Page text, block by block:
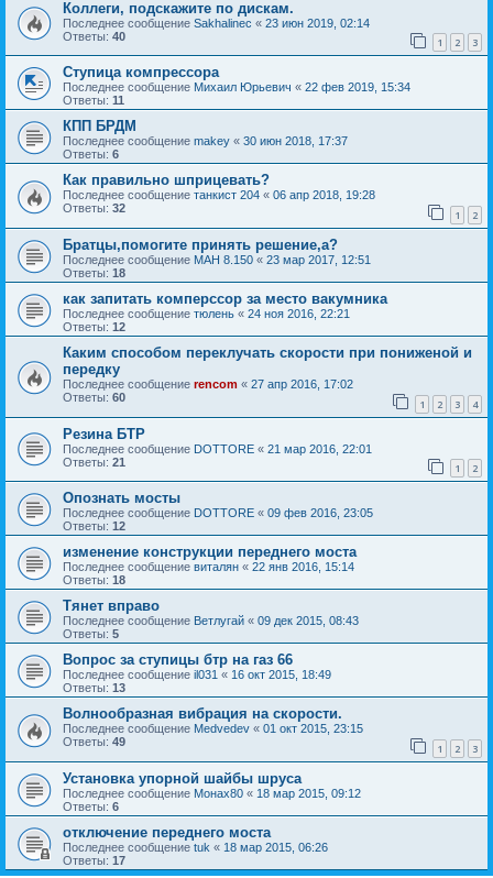
Коллеги, подскажите по дискам.
Последнее сообщение Sakhalinec « 23 июн 2019, 02:14
Ответы: 40 1 2 3
Ступица компрессора
Последнее сообщение Михаил Юрьевич « 22 фев 2019, 15:34
Ответы: 11
КПП БРДМ
Последнее сообщение makey « 30 июн 2018, 17:37
Ответы: 6
Как правильно шприцевать?
Последнее сообщение танкист 204 « 06 апр 2018, 19:28
Ответы: 32 1 2
Братцы,помогите принять решение,а?
Последнее сообщение МАН 8.150 « 23 мар 2017, 12:51
Ответы: 18
как запитать комперссор за место вакумника
Последнее сообщение тюлень « 24 ноя 2016, 22:21
Ответы: 12
Каким способом переклучать скорости при пониженой и
передку
Последнее сообщение rencom « 27 апр 2016, 17:02
Ответы: 60 1 2 3 4
Резина БТР
Последнее сообщение DOTTORE « 21 мар 2016, 22:01
Ответы: 21 1 2
Опознать мосты
Последнее сообщение DOTTORE « 09 фев 2016, 23:05
Ответы: 12
изменение конструкции переднего моста
Последнее сообщение виталян « 22 янв 2016, 15:14
Ответы: 18
Тянет вправо
Последнее сообщение Ветлугай « 09 дек 2015, 08:43
Ответы: 5
Вопрос за ступицы бтр на газ 66
Последнее сообщение il031 « 16 окт 2015, 18:49
Ответы: 13
Волнообразная вибрация на скорости.
Последнее сообщение Medvedev « 01 окт 2015, 23:15
Ответы: 49 1 2 3
Установка упорной шайбы шруса
Последнее сообщение Монах80 « 18 мар 2015, 09:12
Ответы: 6
отключение переднего моста
Последнее сообщение tuk « 18 мар 2015, 06:26
Ответы: 17